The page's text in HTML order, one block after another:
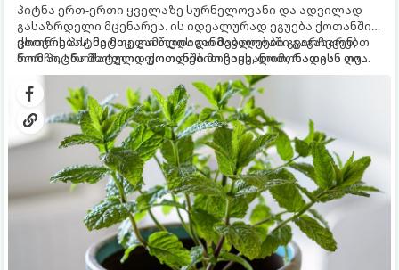
პიტნა ერთ-ერთი ყველაზე სურნელოვანი და ადვილად
გასაზრდელი მცენარეა. ის იდეალურად ეგუება ქოთანში
ცხოვრებას, მეტიც, გამოცდილი მებაღეები გვირჩევენ,
რომ პიტნა მხოლოდ ქოთანში მოვიყვანოთ, რადგან ღია
გრუნტში (ბაღში) დარგვისას ის ფესვებით ძალიან
სწრაფად ვრცელდება და სხვა მცენარეებს ავიწროებს.
ქოთნის პიტნა მთელი წლის განმავლობაში გაგახარებთ
ნორჩი, არომატული ფოთლებით ჩაის, ლიმონათისა თუ
კერძებისთვის.